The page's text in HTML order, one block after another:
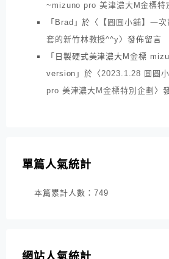
~mizuno pro 美津濃大M金標特
「Brad 」於〈
【圓圓小舖】一
套的新竹林教授^^y〉發佈留言
「 日製硬式美津濃大M金標
version 」於〈 2023.1.28 圓圓
pro 美津濃大M金標特別企劃 〉
單篇人氣統計
本篇累計人數： 749